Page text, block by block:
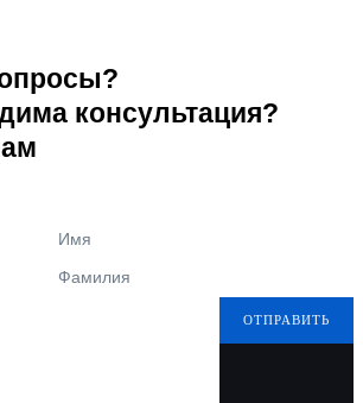
консультация?
Имя
Фамилия
ОТПРАВИТЬ